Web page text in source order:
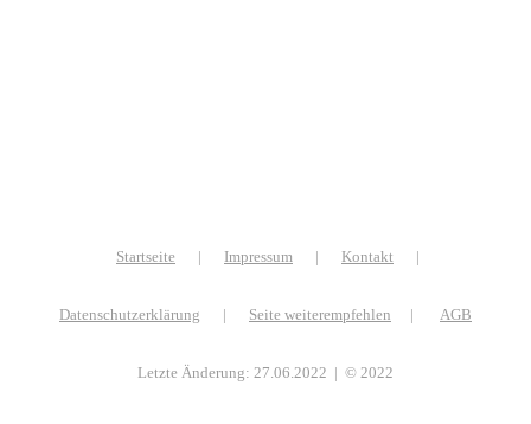
Startseite | Impressum | Kontakt |
Datenschutzerklärung | Seite weiterempfehlen | AGB
Letzte Änderung: 27.06.2022 | © 2022